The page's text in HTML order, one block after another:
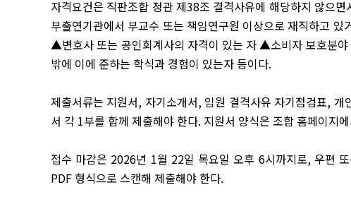
자격요건은 직판조합 정관 제38조 결격사유에 해당하지 않으면
부출연기관에서 부교수 또는 책임연구원 이상으로 재직하고
▲변호사 또는 공인회계사의 자격이 있는 자▲소비자 보호분
밖에 이에 준하는 학식과 경험이 있는자 등이다.
제출서류는 지원서, 자기소개서, 임원 결격사유 자기점검표, 개
서 각 1부를 함께 제출해야 한다. 지원서 양식은 조합 홈페이지
접수 마감은 2026년 1월 22일 목요일 오후 6시까지로, 우편
PDF 형식으로 스캔해 제출해야 한다.